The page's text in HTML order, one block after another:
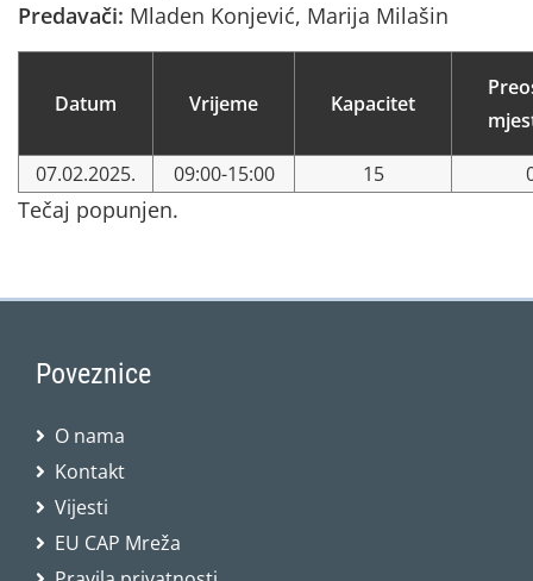
Predavači: Mladen Konjević, Marija Milašin
Datum Vrijeme Kapacitet
07.02.2025. 09:00-15:00 15
Tečaj popunjen.
Poveznice
O nama
Kontakt
Vijesti
EU CAP Mreža